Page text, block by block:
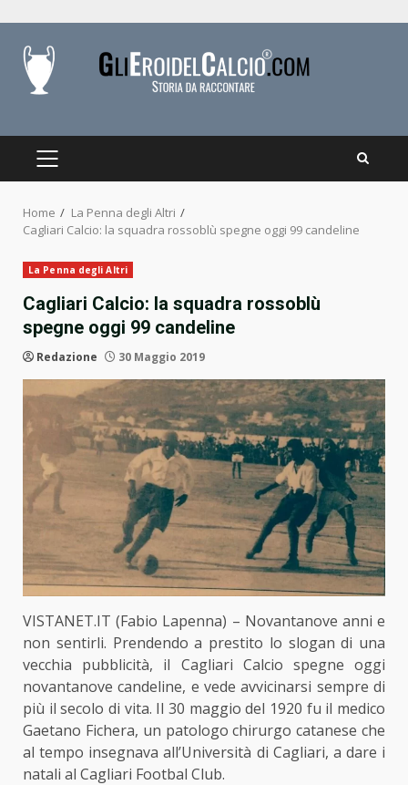
content
PRIMARY
Home
La Penna degli Altri
Cagliari Calcio: la squadra rossoblù spegne oggi 99 candeline
La Penna degli Altri
Cagliari Calcio: la squadra rossoblù
spegne oggi 99 candeline
Redazione 30 Maggio 2019
VISTANET.IT (Fabio Lapenna) – Novantanove anni e
non sentirli. Prendendo a prestito lo slogan di una
vecchia pubblicità, il Cagliari Calcio spegne oggi
novantanove candeline, e vede avvicinarsi sempre di
più il secolo di vita. Il 30 maggio del 1920 fu il medico
Gaetano Fichera, un patologo chirurgo catanese che
al tempo insegnava all’Università di Cagliari, a dare i
natali al Cagliari Footbal Club.